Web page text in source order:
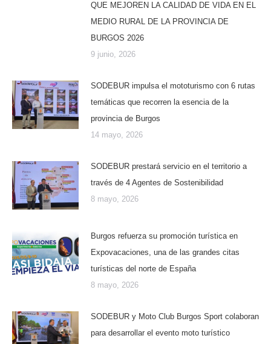
QUE MEJOREN LA CALIDAD DE VIDA EN EL
MEDIO RURAL DE LA PROVINCIA DE
BURGOS 2026
9 junio, 2026
SODEBUR impulsa el mototurismo con 6 rutas
temáticas que recorren la esencia de la
provincia de Burgos
14 mayo, 2026
SODEBUR prestará servicio en el territorio a
través de 4 Agentes de Sostenibilidad
8 mayo, 2026
Burgos refuerza su promoción turística en
Expovacaciones, una de las grandes citas
turísticas del norte de España
8 mayo, 2026
SODEBUR y Moto Club Burgos Sport colaboran
para desarrollar el evento moto turístico